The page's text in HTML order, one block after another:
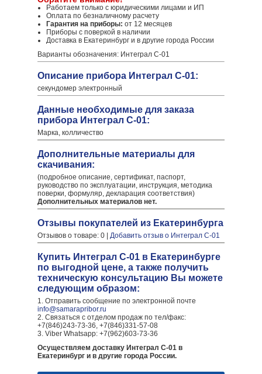
Работаем только с юридическими лицами и ИП
Оплата по безналичному расчету
Гарантия на приборы: от 12 месяцев
Приборы с поверкой в наличии
Доставка в Екатеринбург и в другие города России
Варианты обозначения: Интеграл С-01
Описание прибора Интеграл С-01:
секундомер электронный
Данные необходимые для заказа
прибора Интеграл С-01:
Марка, колличество
Дополнительные материалы для
скачивания:
(подробное описание, сертификат, паспорт,
руководство по эксплуатации, инструкция, методика
поверки, формуляр, декларация соответствия)
Дополнительных материалов нет.
Отзывы покупателей из Екатеринбурга
Отзывов о товаре: 0 | Добавить отзыв о Интеграл С-01
Купить Интеграл С-01 в Екатеринбурге
по выгодной цене, а также получить
техническую консультацию Вы можете
следующим образом:
1. Отправить сообщение по электронной почте
info@samarapribor.ru
2. Связаться с отделом продаж по тел/факс:
+7(846)243-73-36, +7(846)331-57-08
3. Viber Whatsapp: +7(962)603-73-36
Осуществляем доставку Интеграл С-01 в
Екатеринбург и в другие города России.